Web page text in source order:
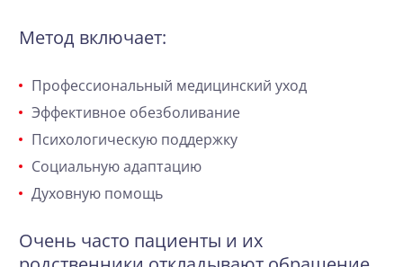
Метод включает:
Профессиональный медицинский уход
Эффективное обезболивание
Психологическую поддержку
Социальную адаптацию
Духовную помощь
Очень часто пациенты и их